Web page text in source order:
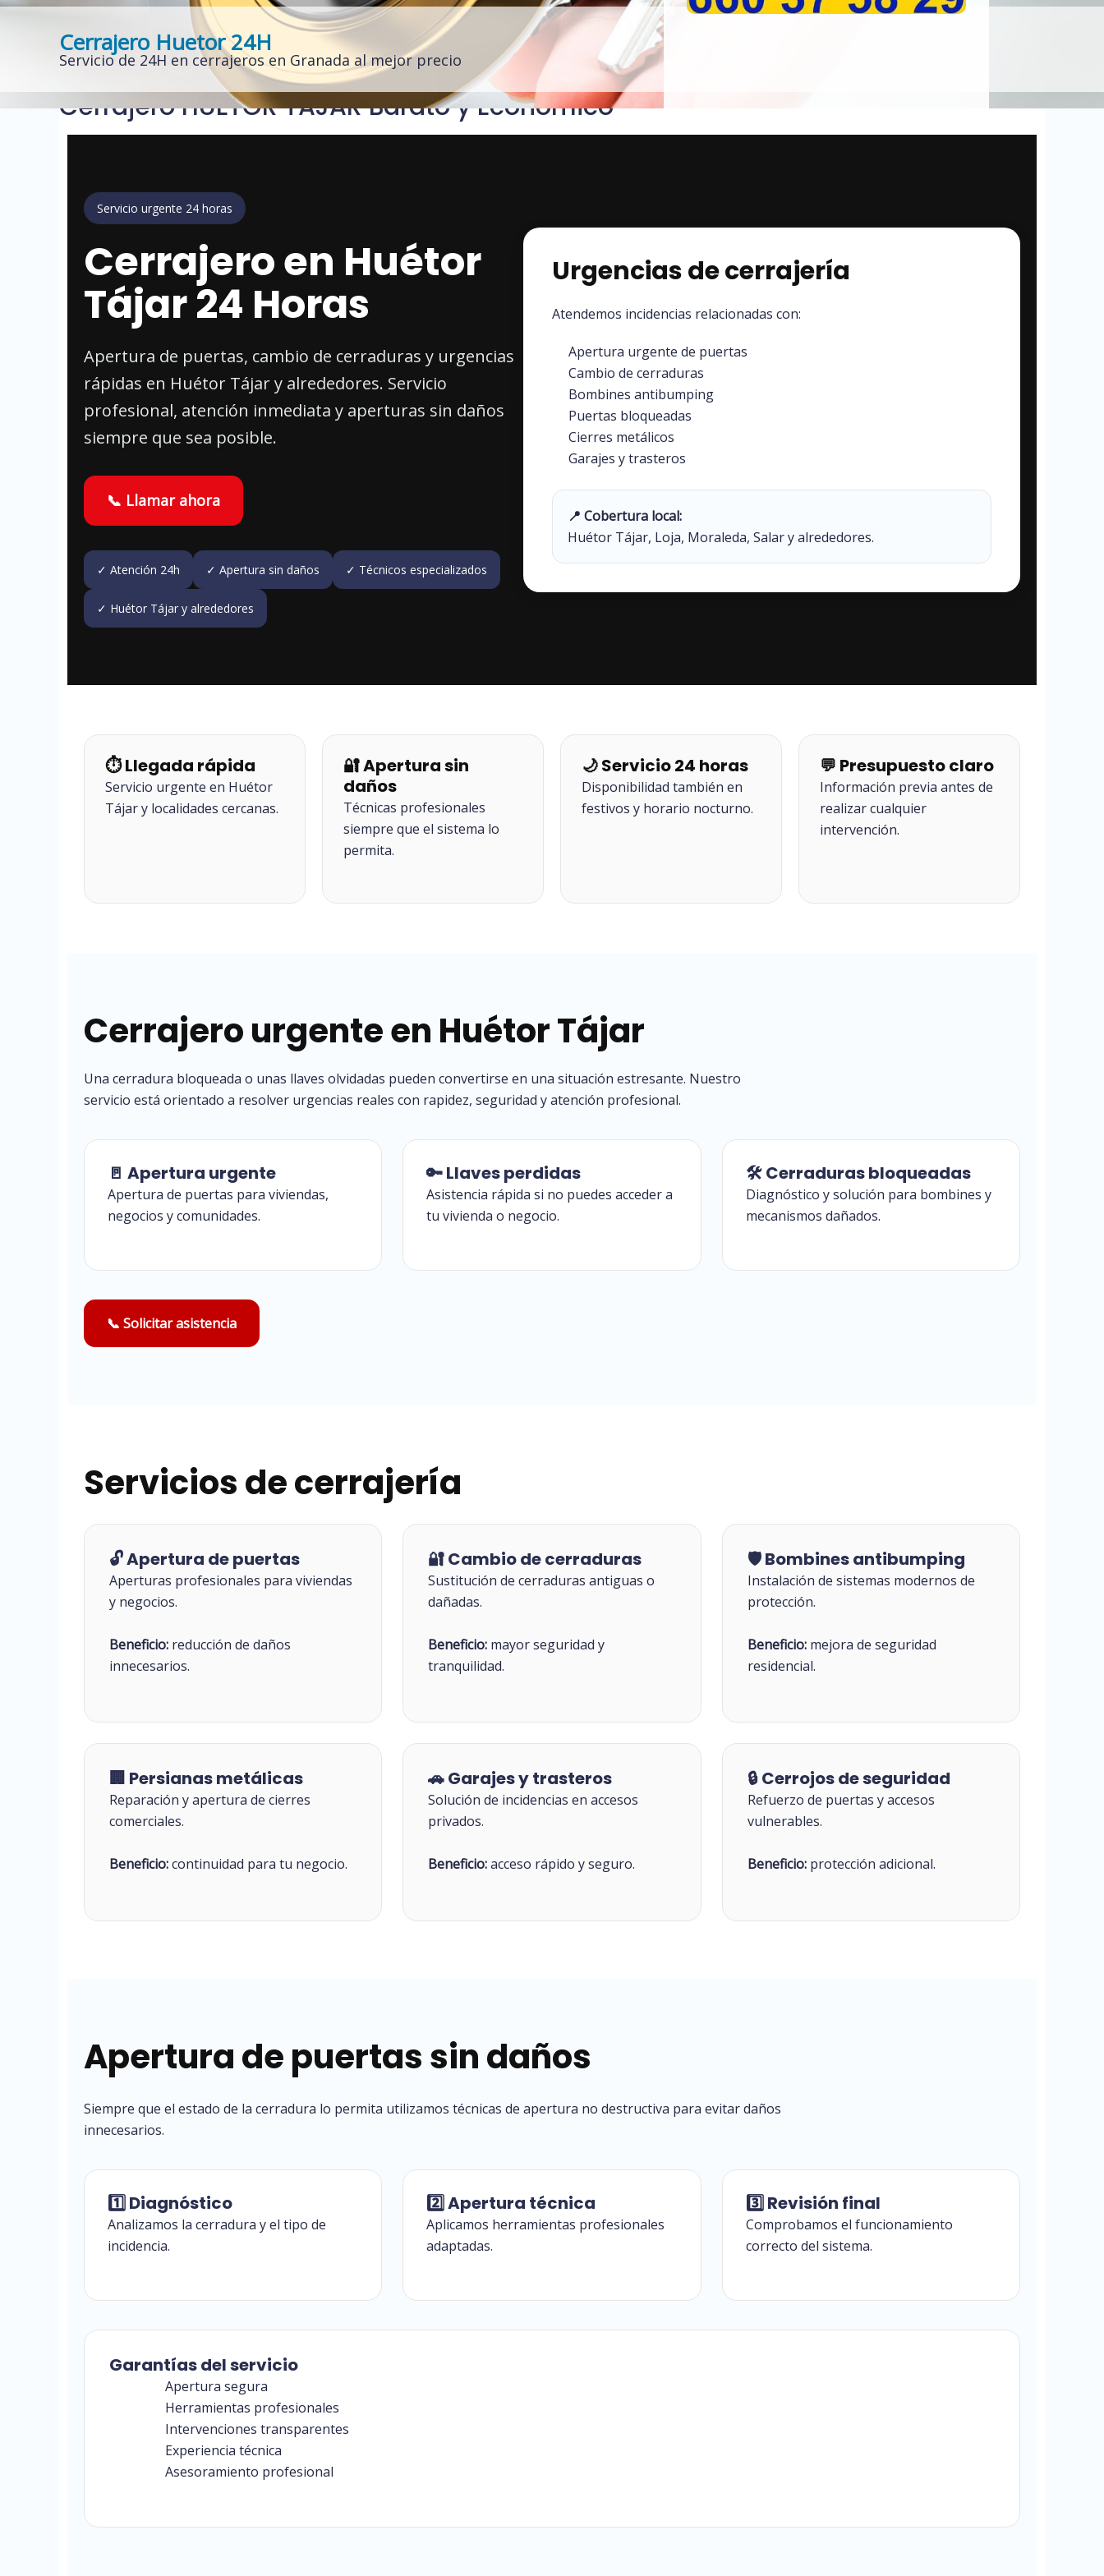
Cerrajero Huetor 24H
Servicio de 24H en cerrajeros en Granada al mejor precio
Cerrajero HUÉTOR TÁJAR Barato y Económico
Servicio urgente 24 horas
Cerrajero en Huétor
Tájar 24 Horas
Apertura de puertas, cambio de cerraduras y urgencias
rápidas en Huétor Tájar y alrededores. Servicio
profesional, atención inmediata y aperturas sin daños
siempre que sea posible.
📞 Llamar ahora
✓ Atención 24h ✓ Apertura sin daños ✓ Técnicos especializados
✓ Huétor Tájar y alrededores
Urgencias de cerrajería
Atendemos incidencias relacionadas con:
Apertura urgente de puertas
Cambio de cerraduras
Bombines antibumping
Puertas bloqueadas
Cierres metálicos
Garajes y trasteros
📍 Cobertura local:
Huétor Tájar, Loja, Moraleda, Salar y alrededores.
⏱ Llegada rápida
Servicio urgente en Huétor
Tájar y localidades cercanas.
🔐 Apertura sin
daños
Técnicas profesionales
siempre que el sistema lo
permita.
🌙 Servicio 24 horas
Disponibilidad también en
festivos y horario nocturno.
💬 Presupuesto claro
Información previa antes de
realizar cualquier
intervención.
Cerrajero urgente en Huétor Tájar
Una cerradura bloqueada o unas llaves olvidadas pueden convertirse en una situación estresante. Nuestro
servicio está orientado a resolver urgencias reales con rapidez, seguridad y atención profesional.
🚪 Apertura urgente
Apertura de puertas para viviendas,
negocios y comunidades.
🔑 Llaves perdidas
Asistencia rápida si no puedes acceder a
tu vivienda o negocio.
🛠 Cerraduras bloqueadas
Diagnóstico y solución para bombines y
mecanismos dañados.
📞 Solicitar asistencia
Servicios de cerrajería
🔓 Apertura de puertas
Aperturas profesionales para viviendas
y negocios.
Beneficio: reducción de daños
innecesarios.
🔐 Cambio de cerraduras
Sustitución de cerraduras antiguas o
dañadas.
Beneficio: mayor seguridad y
tranquilidad.
🛡 Bombines antibumping
Instalación de sistemas modernos de
protección.
Beneficio:mejora de seguridad
residencial.
🏢 Persianas metálicas
Reparación y apertura de cierres
comerciales.
Beneficio:continuidad para tu negocio.
🚗 Garajes y trasteros
Solución de incidencias en accesos
privados.
Beneficio:acceso rápido y seguro.
🔒 Cerrojos de seguridad
Refuerzo de puertas y accesos
vulnerables.
Beneficio:protección adicional.
Apertura de puertas sin daños
Siempre que el estado de la cerradura lo permita utilizamos técnicas de apertura no destructiva para evitar daños
innecesarios.
1️⃣ Diagnóstico
Analizamos la cerradura y el tipo de
incidencia.
2️⃣ Apertura técnica
Aplicamos herramientas profesionales
adaptadas.
3️⃣ Revisión final
Comprobamos el funcionamiento
correcto del sistema.
Garantías del servicio
Apertura segura
Herramientas profesionales
Intervenciones transparentes
Experiencia técnica
Asesoramiento profesional